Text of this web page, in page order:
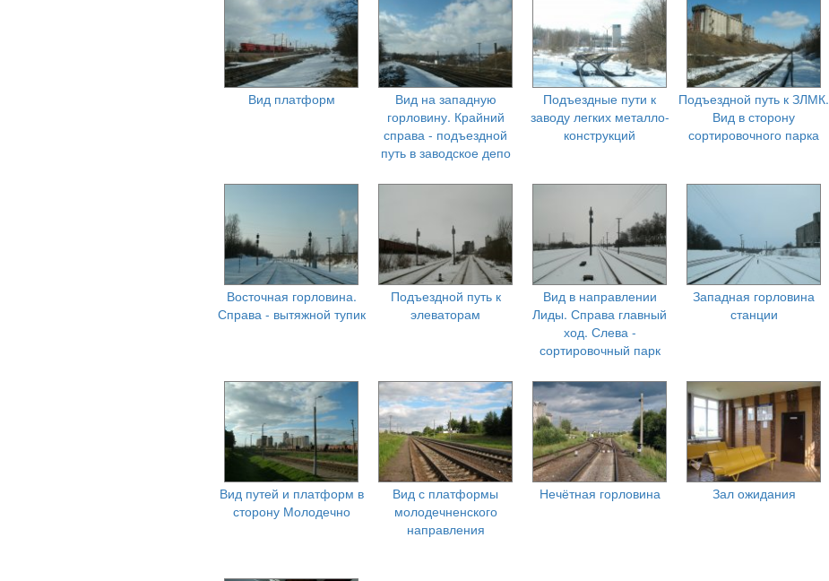
Вид платформ
Вид на западную
горловину. Крайний
справа - подъездной
путь в заводское депо
Подъездные пути к
заводу легких металло-
конструкций
Подъездной путь к ЗЛМК.
Вид в сторону
сортировочного парка
Восточная горловина.
Справа - вытяжной тупик
Подъездной путь к
элеваторам
Вид в направлении
Лиды. Справа главный
ход. Слева -
сортировочный парк
Западная горловина
станции
Вид путей и платформ в
сторону Молодечно
Вид с платформы
молодечненского
направления
Нечётная горловина Зал ожидания